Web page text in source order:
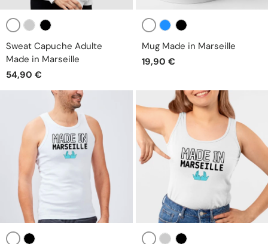
Blanc
Sweat Capuche Adulte
Made in Marseille
54,90 €
Blanc
Mug Made in Marseille
19,90 €